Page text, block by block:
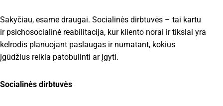
Sakyčiau, esame draugai. Socialinės dirbtuvės – tai kartu
ir psichosocialinė reabilitacija, kur kliento norai ir tikslai yra
kelrodis planuojant paslaugas ir numatant, kokius
įgūdžius reikia patobulinti ar įgyti.
Socialinės dirbtuvės